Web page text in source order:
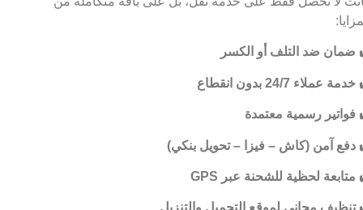
ضمان ضد التلف أو الكسر
خدمة عملاء 24/7 بدون انقطاع
فواتير رسمية معتمدة
دفع آمن (كاش – فيزا – تحويل بنكي)
متابعة لحظية للشحنة عبر GPS